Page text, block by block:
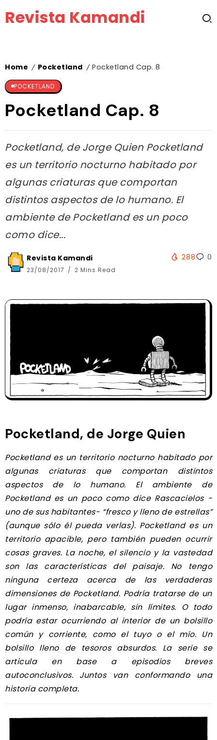
Revista Kamandi
Home / Pocketland / Pocketland Cap. 8
POCKETLAND
Pocketland Cap. 8
Pocketland, de Jorge Quien Pocketland
es un territorio nocturno habitado por
algunas criaturas que comportan
distintos aspectos de lo humano. El
ambiente de Pocketland es un poco
como dice...
Revista Kamandi
23/08/2017 2 Mins Read
288 0
Pocketland, de Jorge Quien
Pocketland es un territorio nocturno habitado por
algunas criaturas que comportan distintos
aspectos de lo humano. El ambiente de
Pocketland es un poco como dice Rascacielos -
uno de sus habitantes- “fresco y lleno de estrellas”
(aunque sólo él pueda verlas). Pocketland es un
territorio apacible, pero también pueden ocurrir
cosas graves. La noche, el silencio y la vastedad
son las características del paisaje. No tengo
ninguna certeza acerca de las verdaderas
dimensiones de Pocketland. Podría tratarse de un
lugar inmenso, inabarcable, sin límites. O todo
podría estar ocurriendo al interior de un bolsillo
común y corriente, como el tuyo o el mío. Un
bolsillo lleno de tesoros absurdos. La serie se
articula en base a episodios breves
autoconclusivos. Juntos van conformando una
historia completa.